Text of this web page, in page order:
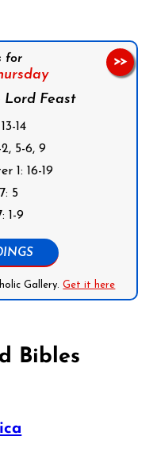
for
Lord Feast
14
2, 5-6, 9
1: 16-19
5
1-9
Gallery.Get it here
>>
Bibles